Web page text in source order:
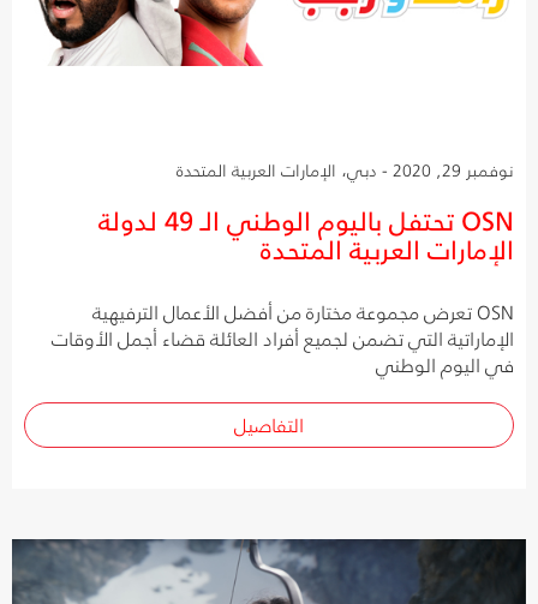
نوفمبر 29, 2020 - دبي، الإمارات العربية المتحدة
OSN تحتفل باليوم الوطني الـ 49 لدولة
الإمارات العربية المتحدة
OSN تعرض مجموعة مختارة من أفضل الأعمال الترفيهية
الإماراتية التي تضمن لجميع أفراد العائلة قضاء أجمل الأوقات
في اليوم الوطني
التفاصيل